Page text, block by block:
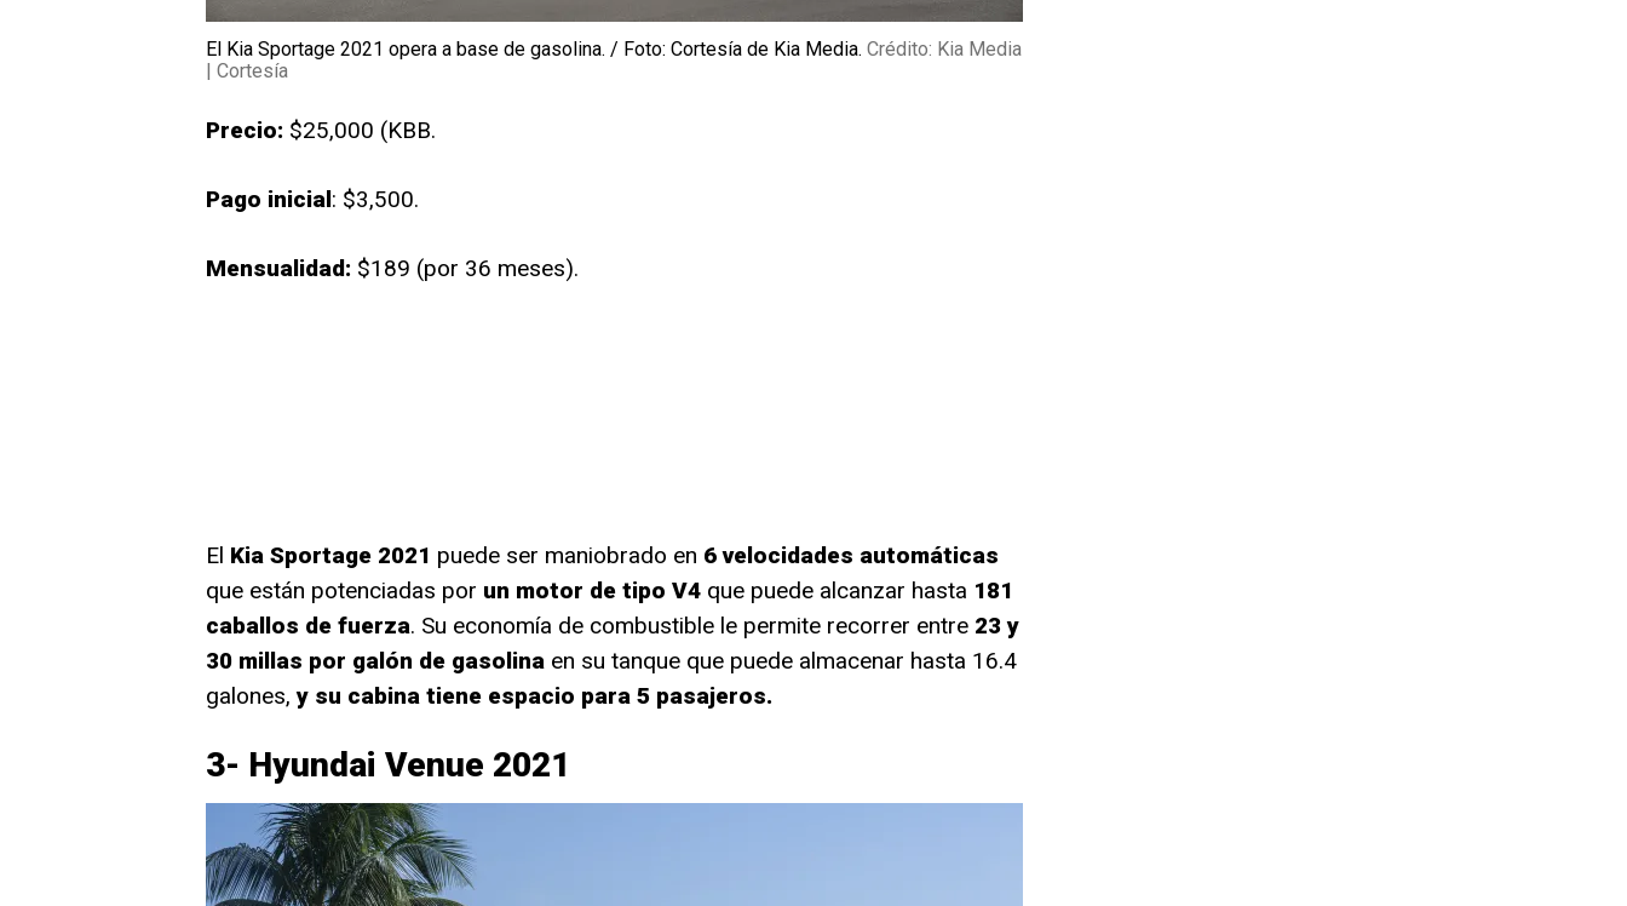
El Kia Sportage 2021 opera a base de gasolina. / Foto: Cortesía de Kia Media. Crédito: Kia Media
| Cortesía
Precio: $25,000 (KBB.
Pago inicial: $3,500.
Mensualidad: $189 (por 36 meses).
El Kia Sportage 2021 puede ser maniobrado en 6 velocidades automáticas
que están potenciadas por un motor de tipo V4que puede alcanzar hasta 181
caballos de fuerza. Su economía de combustible le permite recorrer entre 23 y
30 millas por galón de gasolina en su tanque que puede almacenar hasta 16.4
galones, y su cabina tiene espacio para 5 pasajeros.
3- Hyundai Venue 2021